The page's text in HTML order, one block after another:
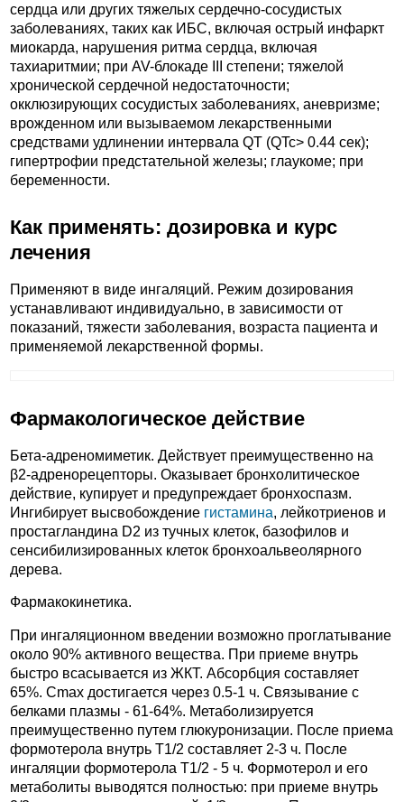
сердца или других тяжелых сердечно-сосудистых
заболеваниях, таких как ИБС, включая острый инфаркт
миокарда, нарушения ритма сердца, включая
тахиаритмии; при AV-блокаде III степени; тяжелой
хронической сердечной недостаточности;
окклюзирующих сосудистых заболеваниях, аневризме;
врожденном или вызываемом лекарственными
средствами удлинении интервала QT (QTc> 0.44 сек);
гипертрофии предстательной железы; глаукоме; при
беременности.
Как применять: дозировка и курс
лечения
Применяют в виде ингаляций. Режим дозирования
устанавливают индивидуально, в зависимости от
показаний, тяжести заболевания, возраста пациента и
применяемой лекарственной формы.
Фармакологическое действие
Бета-адреномиметик. Действует преимущественно на
β2-адренорецепторы. Оказывает бронхолитическое
действие, купирует и предупреждает бронхоспазм.
Ингибирует высвобождение гистамина, лейкотриенов и
простагландина D2 из тучных клеток, базофилов и
сенсибилизированных клеток бронхоальвеолярного
дерева.
Фармакокинетика.
При ингаляционном введении возможно проглатывание
около 90% активного вещества. При приеме внутрь
быстро всасывается из ЖКТ. Абсорбция составляет
65%. Cmax достигается через 0.5-1 ч. Связывание с
белками плазмы - 61-64%. Метаболизируется
преимущественно путем глюкуронизации. После приема
формотерола внутрь T1/2 составляет 2-3 ч. После
ингаляции формотерола T1/2 - 5 ч. Формотерол и его
метаболиты выводятся полностью: при приеме внутрь